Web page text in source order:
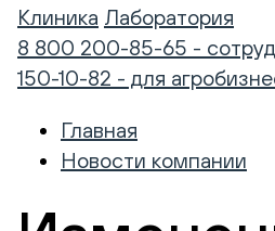
Клиника Лаборатория
8 800 200-85-65 -
150-10-82 - для
Главная
Новости компании